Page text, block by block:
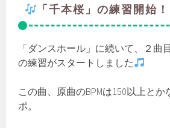
「千本桜」の練習開始！
「ダンスホール」に続いて、２曲
の練習がスタートしました
この曲、原曲のBPMは150以上と
ポ。